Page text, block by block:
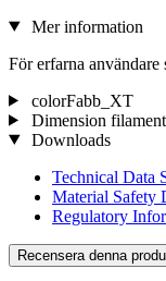
Mer information
För erfarna
colorFabb_XT
Dimension
Downloads
Technical Data
Material Safety
Regulatory
Recensera denna